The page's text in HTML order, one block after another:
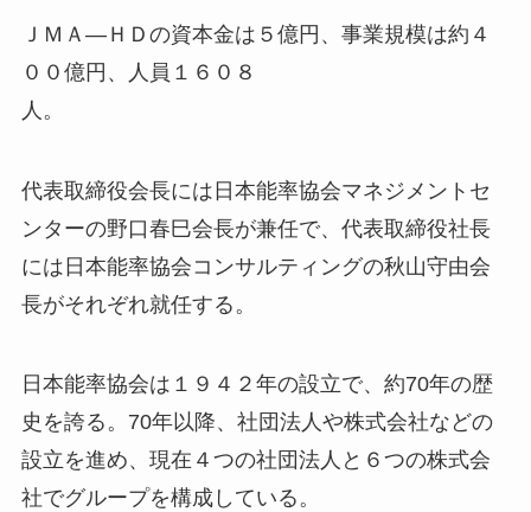
ＪＭＡ―ＨＤの資本金は５億円、事業規模は約４
００億円、人員１６０８
人。
代表取締役会長には日本能率協会マネジメントセ
ンターの野口春巳会長が兼任で、代表取締役社長
には日本能率協会コンサルティングの秋山守由会
長がそれぞれ就任する。
日本能率協会は１９４２年の設立で、約70年の歴
史を誇る。70年以降、社団法人や株式会社などの
設立を進め、現在４つの社団法人と６つの株式会
社でグループを構成している。